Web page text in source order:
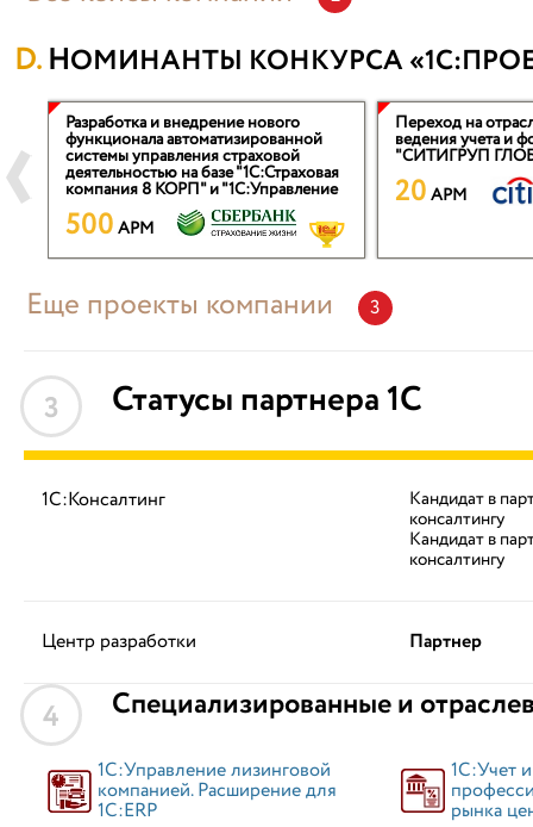
НОМИНАНТЫ КОНКУРСА
Разработка и внедрение нового
функционала автоматизированной
системы управления страховой
деятельностью на базе "1С:Страховая
компания 8 КОРП" и "1С:Управление
500 APM
Переход на
ведения учета и
"СИТИГРУП
20 APM
Еще проекты компании 3
3 Статусы партнера 1С
1С:Консалтинг Кандидат в
консалтингу
Кандидат в
консалтингу
Центр разработки Партнер
4 Специализированные и
1С:Управление лизинговой
компанией. Расширение для
1С:ERP
1С:Учет
рынка